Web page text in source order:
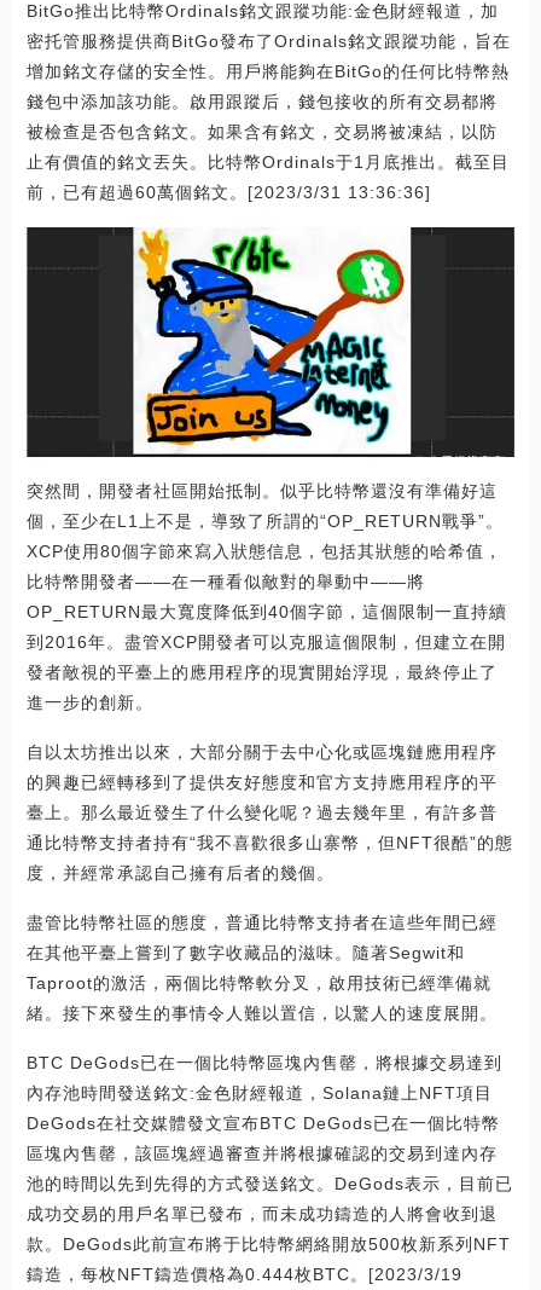
BitGo推出比特幣Ordinals銘文跟蹤功能:金色財經報道，加
密托管服務提供商BitGo發布了Ordinals銘文跟蹤功能，旨在
增加銘文存儲的安全性。用戶將能夠在BitGo的任何比特幣熱
錢包中添加該功能。啟用跟蹤后，錢包接收的所有交易都將
被檢查是否包含銘文。如果含有銘文，交易將被凍結，以防
止有價值的銘文丟失。比特幣Ordinals于1月底推出。截至目
前，已有超過60萬個銘文。[2023/3/31 13:36:36]
突然間，開發者社區開始抵制。似乎比特幣還沒有準備好這
個，至少在L1上不是，導致了所謂的“OP_RETURN戰爭”。
XCP使用80個字節來寫入狀態信息，包括其狀態的哈希值，
比特幣開發者——在一種看似敵對的舉動中——將
OP_RETURN最大寬度降低到40個字節，這個限制一直持續
到2016年。盡管XCP開發者可以克服這個限制，但建立在開
發者敵視的平臺上的應用程序的現實開始浮現，最終停止了
進一步的創新。
自以太坊推出以來，大部分關于去中心化或區塊鏈應用程序
的興趣已經轉移到了提供友好態度和官方支持應用程序的平
臺上。那么最近發生了什么變化呢？過去幾年里，有許多普
通比特幣支持者持有“我不喜歡很多山寨幣，但NFT很酷”的態
度，并經常承認自己擁有后者的幾個。
盡管比特幣社區的態度，普通比特幣支持者在這些年間已經
在其他平臺上嘗到了數字收藏品的滋味。隨著Segwit和
Taproot的激活，兩個比特幣軟分叉，啟用技術已經準備就
緒。接下來發生的事情令人難以置信，以驚人的速度展開。
BTC DeGods已在一個比特幣區塊內售罄，將根據交易達到
內存池時間發送銘文:金色財經報道，Solana鏈上NFT項目
DeGods在社交媒體發文宣布BTC DeGods已在一個比特幣
區塊內售罄，該區塊經過審查并將根據確認的交易到達內存
池的時間以先到先得的方式發送銘文。DeGods表示，目前已
成功交易的用戶名單已發布，而未成功鑄造的人將會收到退
款。DeGods此前宣布將于比特幣網絡開放500枚新系列NFT
鑄造，每枚NFT鑄造價格為0.444枚BTC。[2023/3/19